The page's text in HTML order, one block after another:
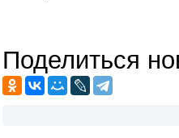
Поделиться